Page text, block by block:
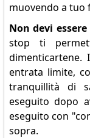
muovendo a tuo
Non devi
stop ti
entrata limite,
tranquillità di
eseguito dopo
eseguito con
sopra.